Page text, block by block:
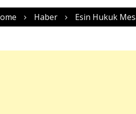
Haber Esin Hukuk